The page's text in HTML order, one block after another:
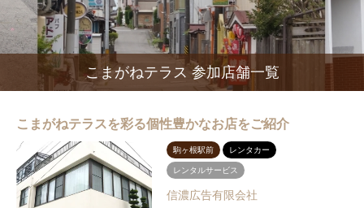
こまがねテラス 参加店舗一覧
こまがねテラスを彩る個性豊かなお店をご紹介
駒ヶ根駅前 レンタカー
レンタルサービス
信濃広告有限会社